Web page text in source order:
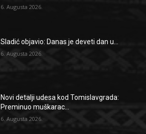
6. Augusta 2026.
Sladić objavio: Danas je deveti dan u...
6. Augusta 2026.
Novi detalji udesa kod Tomislavgrada:
Preminuo muškarac...
6. Augusta 2026.